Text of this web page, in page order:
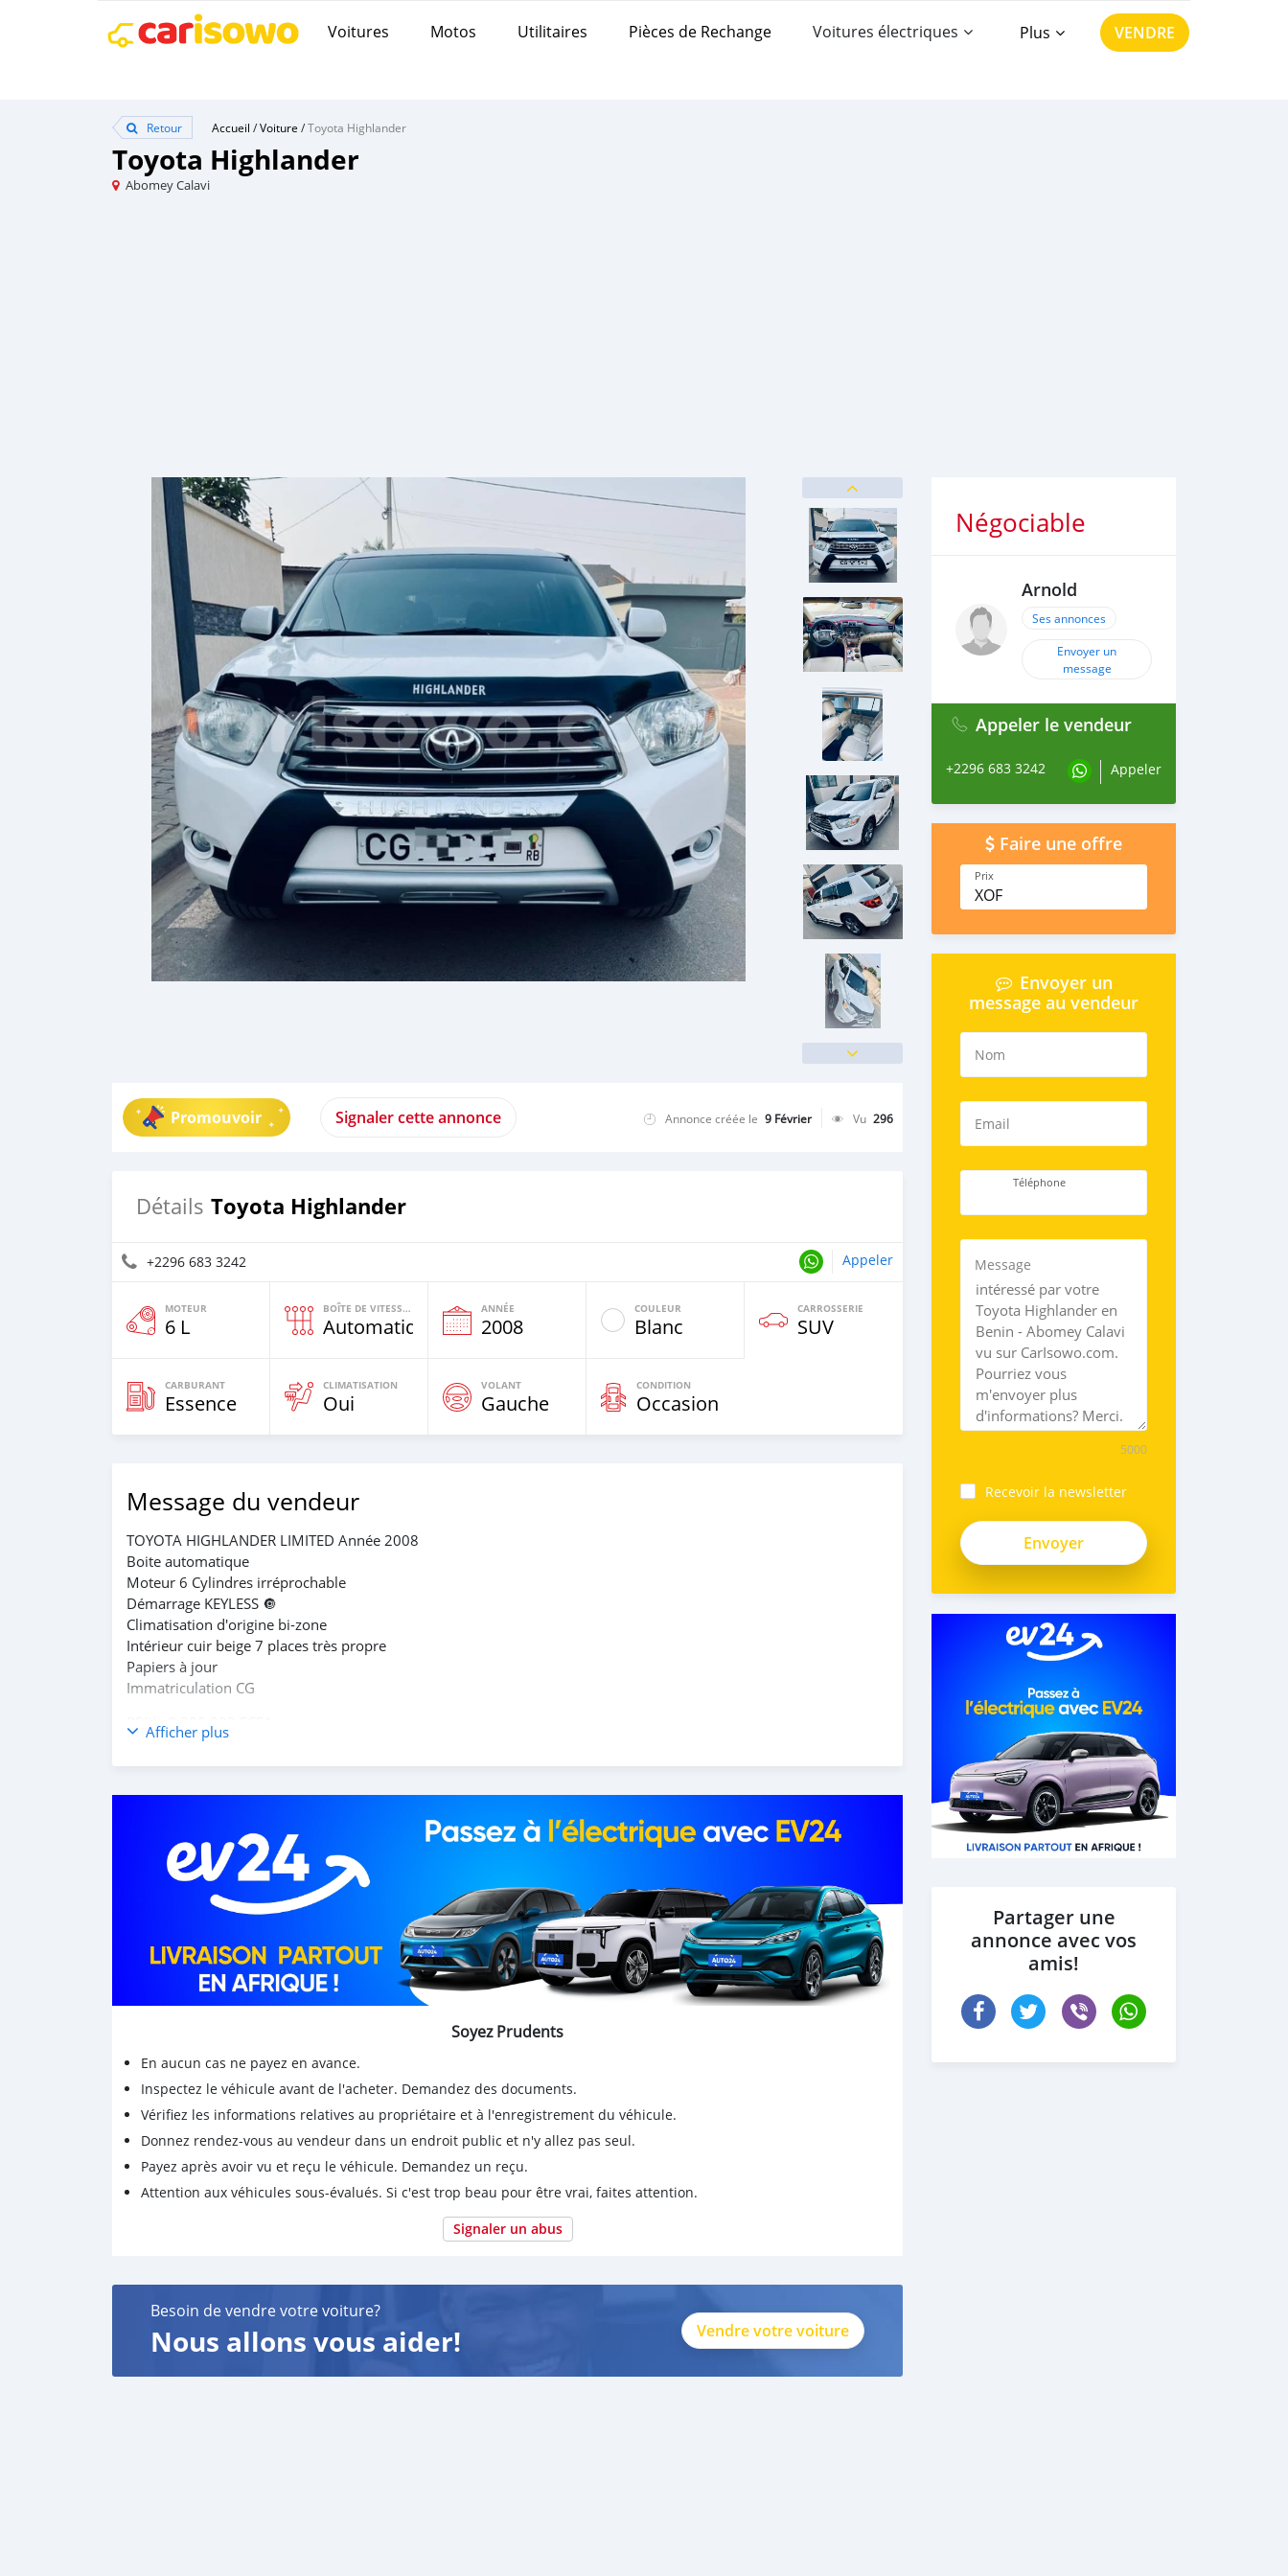
Voitures Motos Utilitaires Pièces de Rechange Voitures électriques Plus VENDRE
Retour Accueil /Voiture /Toyota Highlander
Toyota Highlander
Abomey Calavi
Promouvoir Signaler cette annonce Annonce créée le 9 Février Vu 296
Détails Toyota Highlander
+2296 683 3242 Appeler
MOTEUR
6 L
BOÎTE DE VITESSES
Automatique
ANNÉE
2008
COULEUR
Blanc
CARROSSERIE
SUV
CARBURANT
Essence
CLIMATISATION
Oui
VOLANT
Gauche
CONDITION
Occasion
Message du vendeur
TOYOTA HIGHLANDER LIMITED Année 2008
Boite automatique
Moteur 6 Cylindres irréprochable
Démarrage KEYLESS 🔘
Climatisation d'origine bi-zone
Intérieur cuir beige 7 places très propre
Papiers à jour
Immatriculation CG
PRIX : 8.200.000 FCFA
✅ TROC POSSIBLE
Afficher plus
Soyez Prudents
En aucun cas ne payez en avance.
Inspectez le véhicule avant de l'acheter. Demandez des documents.
Vérifiez les informations relatives au propriétaire et à l'enregistrement du véhicule.
Donnez rendez-vous au vendeur dans un endroit public et n'y allez pas seul.
Payez après avoir vu et reçu le véhicule. Demandez un reçu.
Attention aux véhicules sous-évalués. Si c'est trop beau pour être vrai, faites attention.
Signaler un abus
Besoin de vendre votre voiture?
Nous allons vous aider! Vendre votre voiture
Négociable
Arnold
Ses annonces
Envoyer un
message
Appeler le vendeur
+2296 683 3242 Appeler
Faire une offre
Prix
XOF
Envoyer un
message au vendeur
Nom
Email
Téléphone
Message
5000
Recevoir la newsletter
Partager une
annonce avec vos
amis!